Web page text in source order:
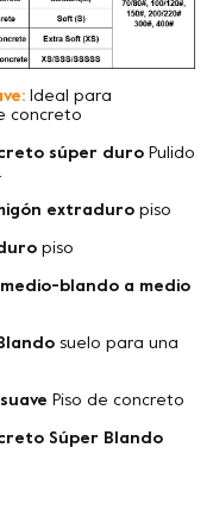
Ideal para
concreto
súper duro Pulido
extraduro piso
piso
blando a medio
suelo para una
Piso de concreto
Súper Blando